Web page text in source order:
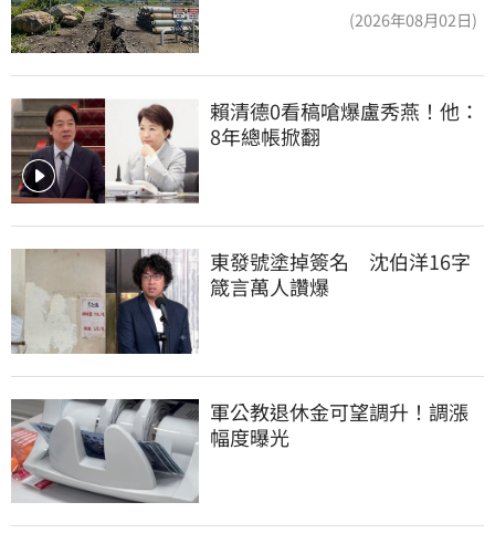
(2026年08月02日)
賴清德0看稿嗆爆盧秀燕！他：
8年總帳掀翻
東發號塗掉簽名　沈伯洋16字
箴言萬人讚爆
軍公教退休金可望調升！調漲
幅度曝光